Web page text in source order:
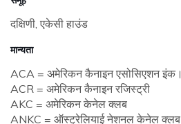
दक्षिणी, एकेसी हाउंड
मान्यता
ACA = अमेरिकन कैनाइन एसोसिएशन इंक।
ACR = अमेरिकन कैनाइन रजिस्ट्री
AKC = अमेरिकन केनेल क्लब
ANKC = ऑस्ट्रेलियाई नेशनल केनेल क्लब